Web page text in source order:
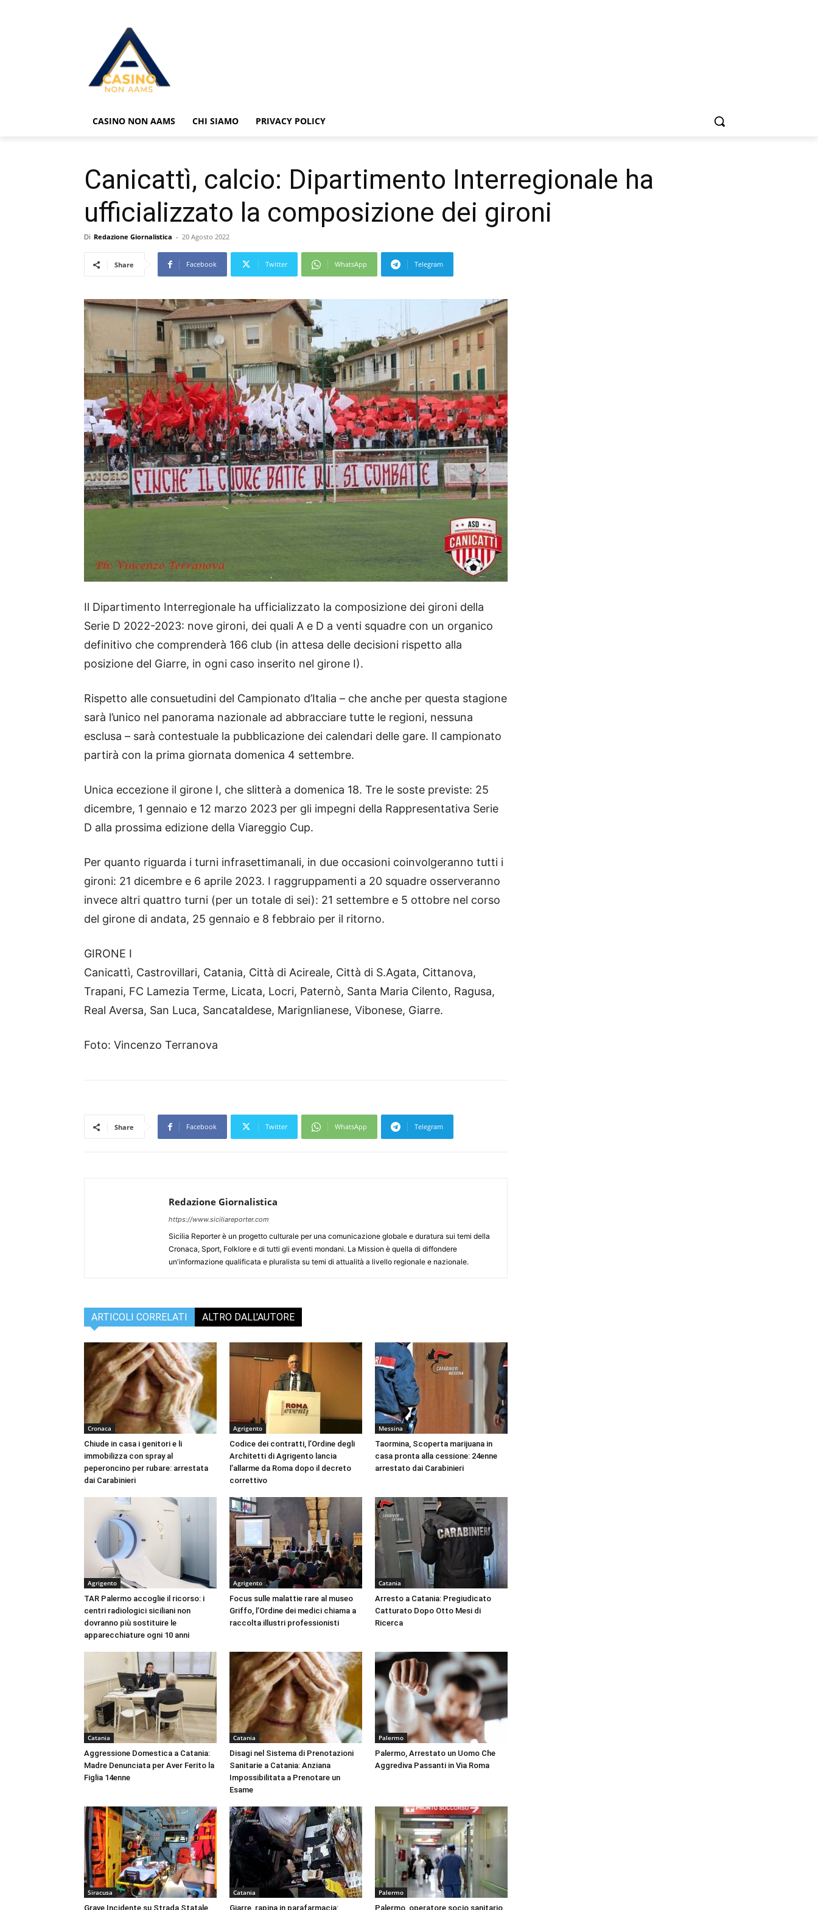
CASINO NON AAMS CHI SIAMO PRIVACY POLICY
Canicattì, calcio: Dipartimento Interregionale ha
ufficializzato la composizione dei gironi
Di Redazione Giornalistica - 20 Agosto 2022
Share Facebook Twitter WhatsApp Telegram
Il Dipartimento Interregionale ha ufficializzato la composizione dei gironi della
Serie D 2022-2023: nove gironi, dei quali A e D a venti squadre con un organico
definitivo che comprenderà 166 club (in attesa delle decisioni rispetto alla
posizione del Giarre, in ogni caso inserito nel girone I).
Rispetto alle consuetudini del Campionato d’Italia – che anche per questa stagione
sarà l’unico nel panorama nazionale ad abbracciare tutte le regioni, nessuna
esclusa – sarà contestuale la pubblicazione dei calendari delle gare. Il campionato
partirà con la prima giornata domenica 4 settembre.
Unica eccezione il girone I, che slitterà a domenica 18. Tre le soste previste: 25
dicembre, 1 gennaio e 12 marzo 2023 per gli impegni della Rappresentativa Serie
D alla prossima edizione della Viareggio Cup.
Per quanto riguarda i turni infrasettimanali, in due occasioni coinvolgeranno tutti i
gironi: 21 dicembre e 6 aprile 2023. I raggruppamenti a 20 squadre osserveranno
invece altri quattro turni (per un totale di sei): 21 settembre e 5 ottobre nel corso
del girone di andata, 25 gennaio e 8 febbraio per il ritorno.
GIRONE I
Canicattì, Castrovillari, Catania, Città di Acireale, Città di S.Agata, Cittanova,
Trapani, FC Lamezia Terme, Licata, Locri, Paternò, Santa Maria Cilento, Ragusa,
Real Aversa, San Luca, Sancataldese, Marignlianese, Vibonese, Giarre.
Foto: Vincenzo Terranova
Share Facebook Twitter WhatsApp Telegram
Redazione Giornalistica
https://www.siciliareporter.com
Sicilia Reporter è un progetto culturale per una comunicazione globale e duratura sui temi della
Cronaca, Sport, Folklore e di tutti gli eventi mondani. La Mission è quella di diffondere
un'informazione qualificata e pluralista su temi di attualità a livello regionale e nazionale.
ARTICOLI CORRELATI ALTRO DALL'AUTORE
Cronaca
Chiude in casa i genitori e li
immobilizza con spray al
peperoncino per rubare: arrestata
dai Carabinieri
Agrigento
Codice dei contratti, l’Ordine degli
Architetti di Agrigento lancia
l’allarme da Roma dopo il decreto
correttivo
Messina
Taormina, Scoperta marijuana in
casa pronta alla cessione: 24enne
arrestato dai Carabinieri
Agrigento
TAR Palermo accoglie il ricorso: i
centri radiologici siciliani non
dovranno più sostituire le
apparecchiature ogni 10 anni
Agrigento
Focus sulle malattie rare al museo
Griffo, l’Ordine dei medici chiama a
raccolta illustri professionisti
Catania
Arresto a Catania: Pregiudicato
Catturato Dopo Otto Mesi di
Ricerca
Catania
Aggressione Domestica a Catania:
Madre Denunciata per Aver Ferito la
Figlia 14enne
Catania
Disagi nel Sistema di Prenotazioni
Sanitarie a Catania: Anziana
Impossibilitata a Prenotare un
Esame
Palermo
Palermo, Arrestato un Uomo Che
Aggrediva Passanti in Via Roma
Siracusa
Grave Incidente su Strada Statale
Catania
Giarre, rapina in parafarmacia:
Palermo
Palermo, operatore socio sanitario